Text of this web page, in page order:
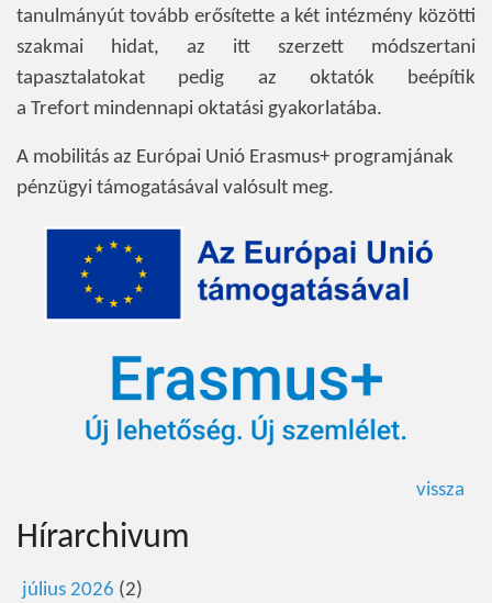
tanulmányút tovább erősítette a két intézmény közötti
szakmai hidat, az itt szerzett módszertani
tapasztalatokat pedig az oktatók beépítik
a Trefort mindennapi oktatási gyakorlatába.
A mobilitás az Európai Unió Erasmus+ programjának
pénzügyi támogatásával valósult meg.
vissza
Hírarchivum
július 2026 (2)